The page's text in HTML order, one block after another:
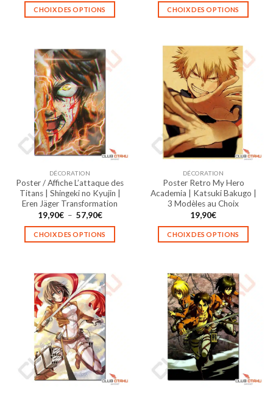
prix :
19,90€
CHOIX DES OPTIONS
a
plusieurs
variations.
Les
options
peuvent
être
choisies
sur
page
du
produit
CHOIX DES OPTIONS
a
plusieurs
variations.
Les
options
peuvent
être
choisies
sur
page
du
produit
DÉCORATION
Poster / Affiche L’attaque des
Titans | Shingeki no Kyujin |
Eren Jäger Transformation
19,90€ – 57,90€Plage
prix :
19,90€
CHOIX DES OPTIONS
a
plusieurs
variations.
Les
options
peuvent
être
choisies
sur
DÉCORATION
Poster Retro My Hero
Academia | Katsuki Bakugo |
3 Modèles au Choix
19,90€
CHOIX DES OPTIONS
a
plusieurs
variations.
Les
options
peuvent
être
choisies
sur